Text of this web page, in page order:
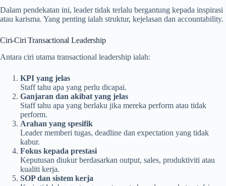
Dalam pendekatan ini, leader tidak terlalu bergantung kepada inspirasi
atau karisma. Yang penting ialah struktur, kejelasan dan accountability.
Ciri-Ciri Transactional Leadership
Antara ciri utama transactional leadership ialah:
KPI yang jelas
Staff tahu apa yang perlu dicapai.
Ganjaran dan akibat yang jelas
Staff tahu apa yang berlaku jika mereka perform atau tidak
perform.
Arahan yang spesifik
Leader memberi tugas, deadline dan expectation yang tidak
kabur.
Fokus kepada prestasi
Keputusan diukur berdasarkan output, sales, produktiviti atau
kualiti kerja.
SOP dan sistem kerja